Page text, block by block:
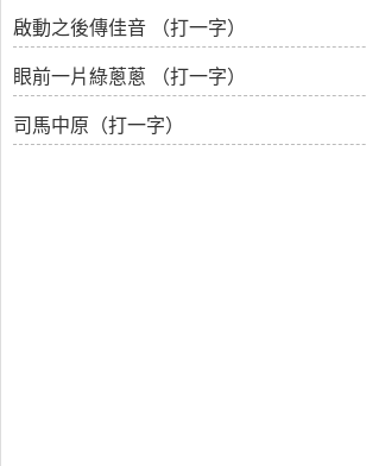
啟動之後傳佳音 （打一字）
眼前一片綠蔥蔥 （打一字）
司馬中原（打一字）